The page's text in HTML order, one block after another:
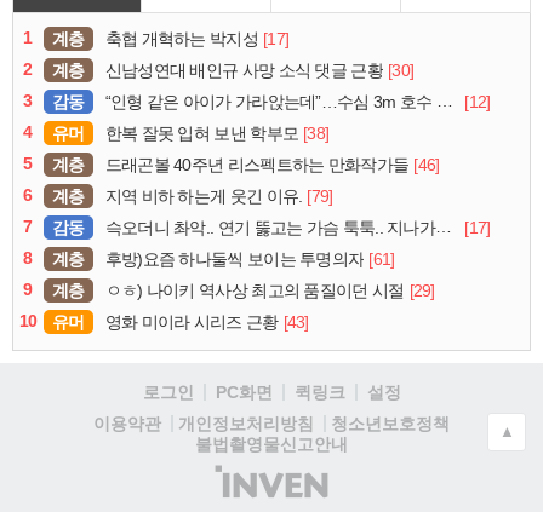
1 계층 축협 개혁하는 박지성 [17]
2
계층 신남성연대 배인규 사망 소식 댓글 근황 [30]
3
감동 “인형 같은 아이가 가라앉는데”…수심 3m 호수 뛰어든 60대 의인
[12]
4
유머 한복 잘못 입혀 보낸 학부모 [38]
5
계층 드래곤볼 40주년 리스펙트하는 만화작가들 [46]
6
계층 지역 비하 하는게 웃긴 이유. [79]
7
감동 슥오더니 촤악.. 연기 뚫고는 가슴 툭툭.. 지나가던 아재의 정체
[17]
8
계층 후방)요즘 하나둘씩 보이는 투명의자 [61]
9
계층 ㅇㅎ) 나이키 역사상 최고의 품질이던 시절 [29]
10
유머 영화 미이라 시리즈 근황 [43]
로그인 PC화면 퀵링크
설정
이용약관
개인정보처리방침
청소년보호정책
불법촬영물신고안내
(주)
인
▲